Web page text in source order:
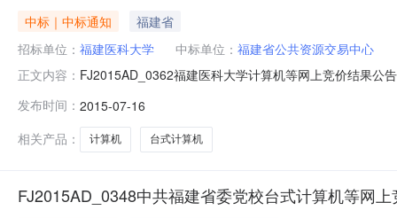
中标｜中标通知
福建省
招标单位： 福建医科大学 中标单位： 福建省公共资源交易中心
正文内容： FJ2015AD_0362福建医科大学计算机等网上竞价结果公
科大学计算机等网上竞价结果公告，所属区域：福建-福
发布时间： 2015-07-16
相关产品：
计算机 台式计算机
FJ2015AD_0348中共福建省委党校台式计算机等网